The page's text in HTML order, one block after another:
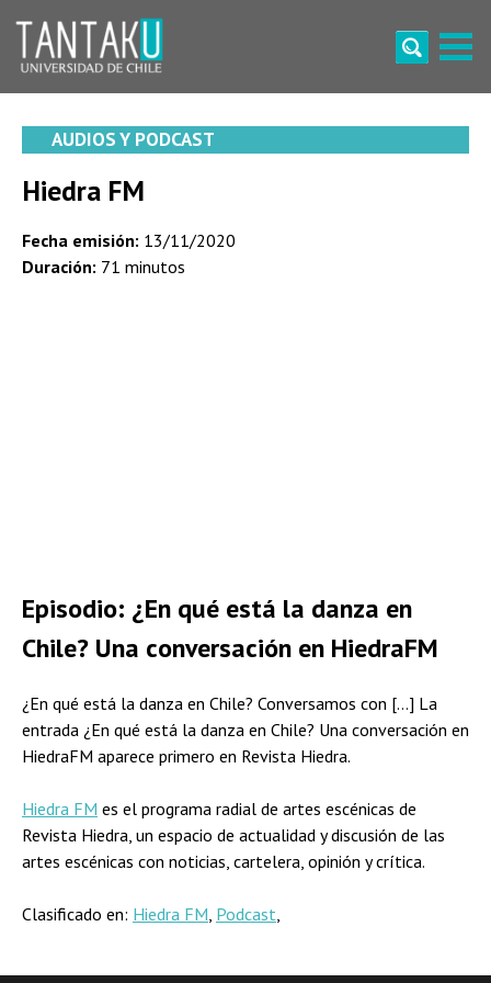
content
AUDIOS Y PODCAST
Hiedra FM
Fecha emisión: 13/11/2020
Duración: 71 minutos
Episodio: ¿En qué está la danza en
Chile? Una conversación en HiedraFM
¿En qué está la danza en Chile? Conversamos con […] La
entrada ¿En qué está la danza en Chile? Una conversación en
HiedraFM aparece primero en Revista Hiedra.
Hiedra FM es el programa radial de artes escénicas de
Revista Hiedra, un espacio de actualidad y discusión de las
artes escénicas con noticias, cartelera, opinión y crítica.
Clasificado en: Hiedra FM, Podcast,